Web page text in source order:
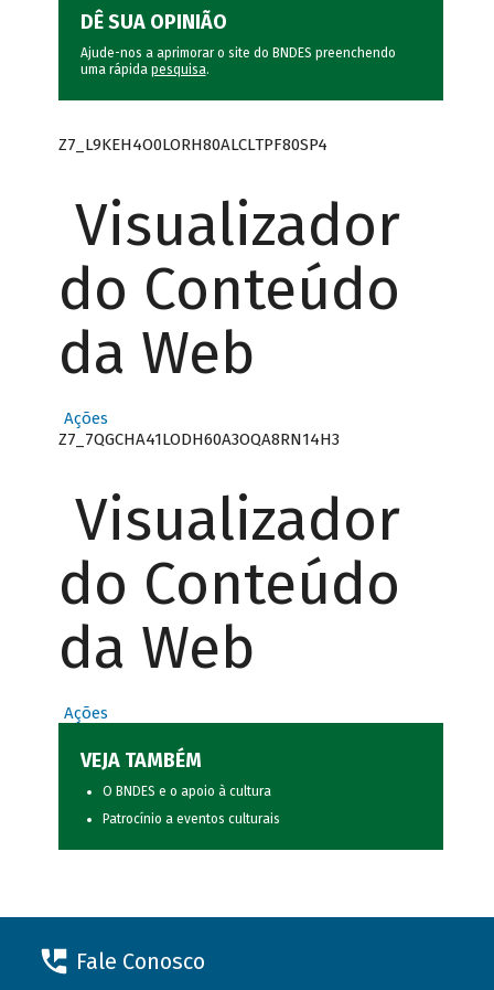
DÊ SUA OPINIÃO
Ajude-nos a aprimorar o site do BNDES preenchendo
uma rápida pesquisa.
Z7_L9KEH4O0LORH80ALCLTPF80SP4
Visualizador
do Conteúdo
da Web
Ações
Z7_7QGCHA41LODH60A3OQA8RN14H3
Visualizador
do Conteúdo
da Web
Ações
VEJA TAMBÉM
O BNDES e o apoio à cultura
Patrocínio a eventos culturais
Fale Conosco